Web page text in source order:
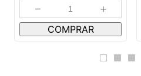
＋
－
COMPRAR